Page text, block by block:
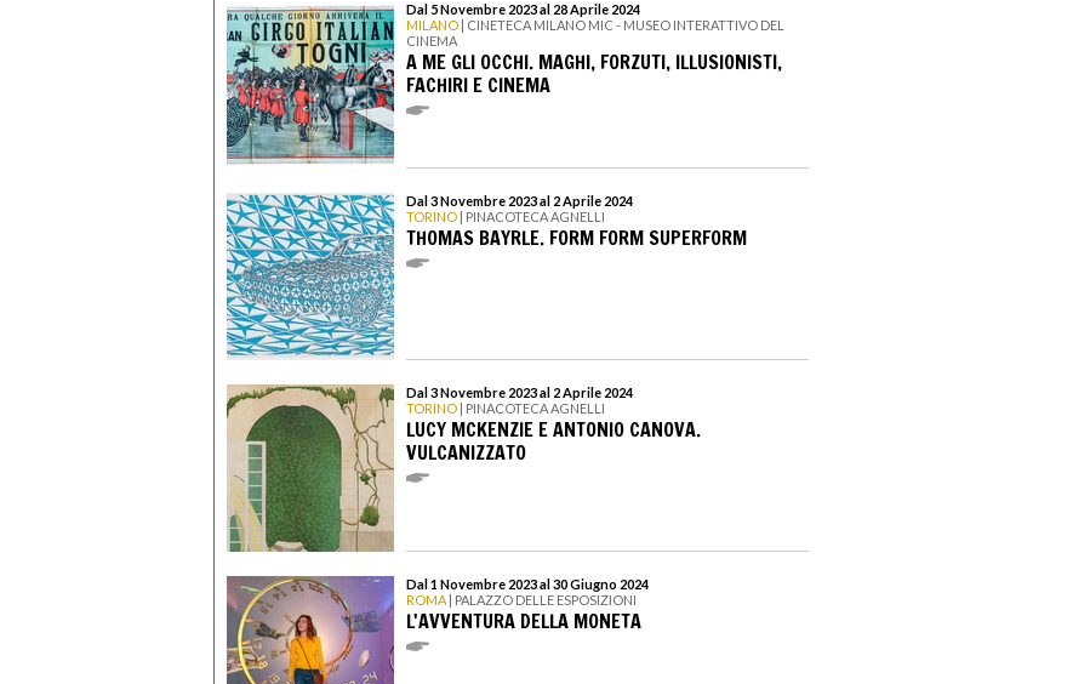
Dal 5 Novembre 2023 al 28 Aprile 2024
MILANO | CINETECA MILANO MIC - MUSEO INTERATTIVO DEL
CINEMA
A ME GLI OCCHI. MAGHI, FORZUTI, ILLUSIONISTI,
FACHIRI E CINEMA
Dal 3 Novembre 2023 al 2 Aprile 2024
TORINO | PINACOTECA AGNELLI
THOMAS BAYRLE. FORM FORM SUPERFORM
Dal 3 Novembre 2023 al 2 Aprile 2024
TORINO | PINACOTECA AGNELLI
LUCY MCKENZIE E ANTONIO CANOVA.
VULCANIZZATO
Dal 1 Novembre 2023 al 30 Giugno 2024
ROMA | PALAZZO DELLE ESPOSIZIONI
L'AVVENTURA DELLA MONETA